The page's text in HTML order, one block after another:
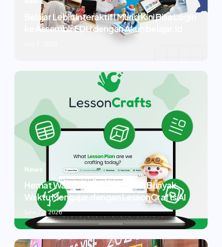
Belajar Lebih Interaktif! Murid Kini Bisa Login
ke Assemblr EDU dengan Akun belajar.id
News
Hemat Waktu Persiapan, Lebih Banyak
Waktu Mengajar dengan LessonCrafts AI
June 22, 2026